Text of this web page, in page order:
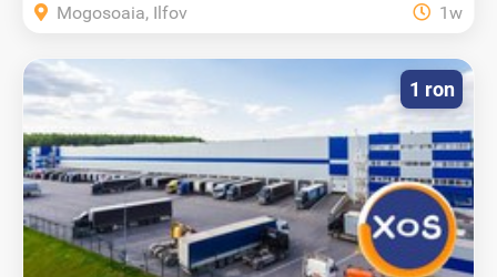
Mogosoaia, Ilfov 1w
1 ron